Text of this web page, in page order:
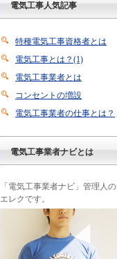
電気工事人気記事
特種電気工事資格者とは
電気工事とは？(1)
電気工事業者とは
コンセントの増設
電気工事業者の仕事とは？
電気工事業者ナビとは
「電気工事業者ナビ」管理人の
エレクです。